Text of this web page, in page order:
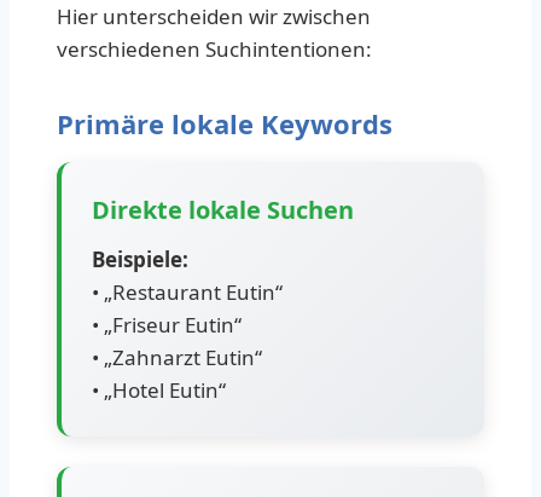
Hier unterscheiden wir zwischen
verschiedenen Suchintentionen:
Primäre lokale Keywords
Direkte lokale Suchen
Beispiele:
• „Restaurant Eutin“
• „Friseur Eutin“
• „Zahnarzt Eutin“
• „Hotel Eutin“